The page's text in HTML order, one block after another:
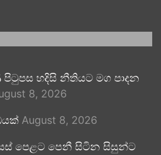
හදිසි නීතියට මග පාදන
8, 2026
August 8, 2026
පෙළට පෙනී සිටින සිසුන්ට